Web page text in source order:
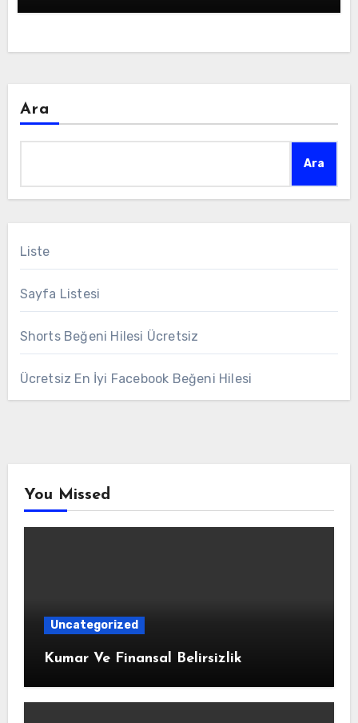
Ara
Ara
Liste
Sayfa Listesi
Shorts Beğeni Hilesi Ücretsiz
Ücretsiz En İyi Facebook Beğeni Hilesi
You Missed
Uncategorized
Kumar Ve Finansal Belirsizlik